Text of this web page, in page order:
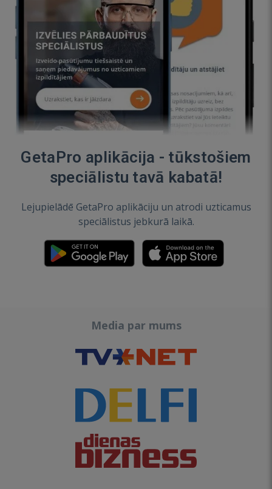
GetaPro aplikācija - tūkstošiem
speciālistu tavā kabatā!
Lejupielādē GetaPro aplikāciju un atrodi uzticamus
speciālistus jebkurā laikā.
Media par mums